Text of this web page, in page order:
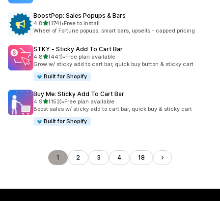
BoostPop: Sales Popups & Bars
4.8별 5개 중
(174)
총 리뷰 174개
•Free to install
Wheel of Fortune popups, smart bars, upsells - capped pricing
STKY ‑ Sticky Add To Cart Bar
4.8별 5개 중
(441)
총 리뷰 441개
•Free plan available
Grow w/ sticky add to cart bar, quick buy button & sticky cart
Built for Shopify
Buy Me: Sticky Add To Cart Bar
4.9별 5개 중
(153)
총 리뷰 153개
•Free plan available
Boost sales w/ sticky add to cart bar, quick buy & sticky cart
Built for Shopify
1 2 3 4 18